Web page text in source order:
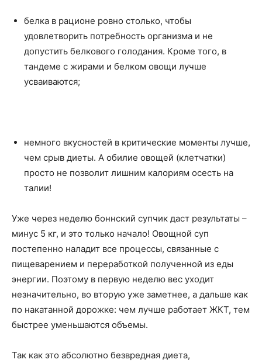
белка в рационе ровно столько, чтобы
удовлетворить потребность организма и не
допустить белкового голодания. Кроме того, в
тандеме с жирами и белком овощи лучше
усваиваются;
немного вкусностей в критические моменты лучше,
чем срыв диеты. А обилие овощей (клетчатки)
просто не позволит лишним калориям осесть на
талии!
Уже через неделю боннский супчик даст результаты –
минус 5 кг, и это только начало! Овощной суп
постепенно наладит все процессы, связанные с
пищеварением и переработкой полученной из еды
энергии. Поэтому в первую неделю вес уходит
незначительно, во вторую уже заметнее, а дальше как
по накатанной дорожке: чем лучше работает ЖКТ, тем
быстрее уменьшаются объемы.
Так как это абсолютно безвредная диета,